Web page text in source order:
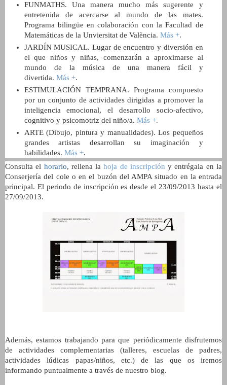
FUNMATHS. Una manera mucho más sugerente y
entretenida de acercarse al mundo de las mates.
Programa bilingüe en colaboración con la Facultad de
Matemáticas de la Unviersitat de València. Más +.
JARDÍN MUSICAL. Lugar de encuentro y diversión en
el que niños y niñas, comenzarán a aproximarse al
mundo de la música de una manera fácil y
divertida. Más +.
ESTIMULACIÓN TEMPRANA. Programa compuesto
por un conjunto de actividades dirigidas a promover la
inteligencia emocional, el desarrollo socio-afectivo,
cognitivo y psicomotriz del niño/a. Más +.
ARTE (Dibujo, pintura y manualidades). Los pequeños
grandes artistas desarrollan su imaginación y
habilidades. Más +.
Consulta el horario, rellena lahoja de inscripción y entrégala en la
Conserjería del cole o en el buzón del AMPA situado en la entrada
principal. El periodo de inscripción es desde el 23/09/2013 hasta el
27/09/2013.
Además, estamos trabajando para que periódicamente disfrutemos
de actividades complementarias (talleres, escuelas de padres,
actividades lúdicas papas/niños, etc.) de las que os iremos
informando puntualmente a través de nuestro blog.